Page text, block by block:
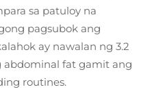
sa patuloy na
pagsubok ang
ay nawalan ng 3.2
abdominal fat gamit ang
routines.